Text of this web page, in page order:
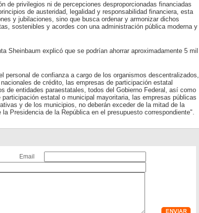
de privilegios ni de percepciones desproporcionadas financiadas
de austeridad, legalidad y responsabilidad financiera, esta
y jubilaciones, sino que busca ordenar y armonizar dichos
sostenibles y acordes con una administración pública moderna y
Sheinbaum explicó que se podrían ahorrar aproximadamente 5 mil
personal de confianza a cargo de los organismos descentralizados,
de crédito, las empresas de participación estatal
de entidades paraestatales, todos del Gobierno Federal, así como
estatal o municipal mayoritaria, las empresas públicas
y de los municipios, no deberán exceder de la mitad de la
Presidencia de la República en el presupuesto correspondiente".
Email